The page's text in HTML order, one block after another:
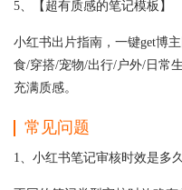
5、【超有质感的笔记模板】
小红书出片指南，一键get博
食/穿搭/宠物/出行/户外/日常
充满质感。
常见问题
1、小红书笔记审核时效是多